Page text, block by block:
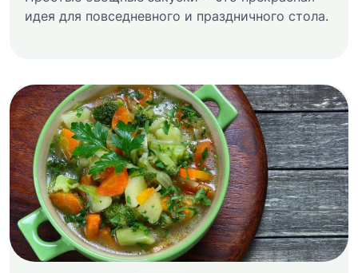
идея для повседневного и праздничного стола.